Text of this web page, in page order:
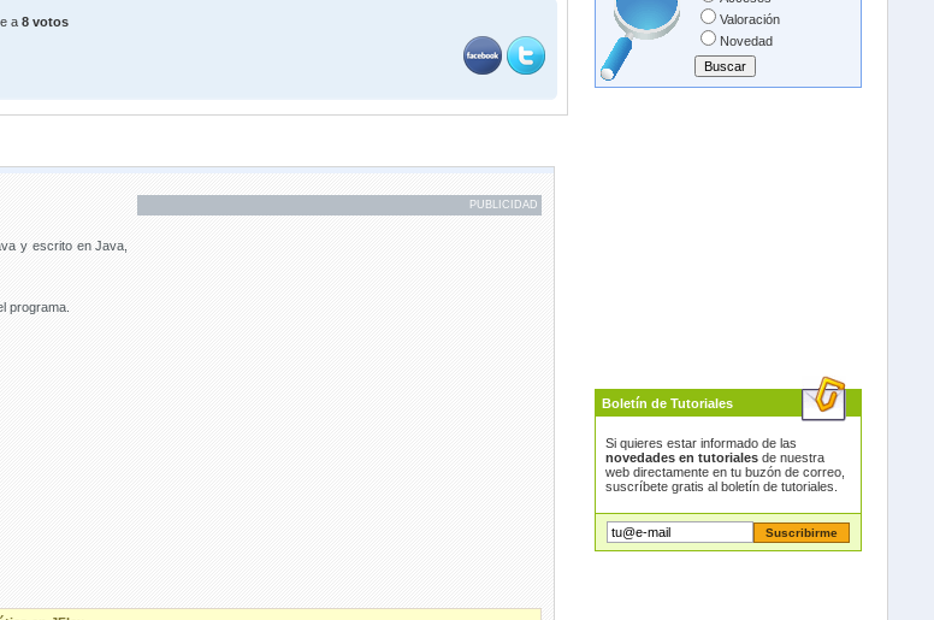
a 8 votos
PUBLICIDAD
y escrito en Java,
programa.
Valoración
Novedad
Boletín de Tutoriales
Si quieres estar informado de las
novedades en tutorialesde nuestra
web directamente en tu buzón de correo,
suscríbete gratis al boletín de tutoriales.